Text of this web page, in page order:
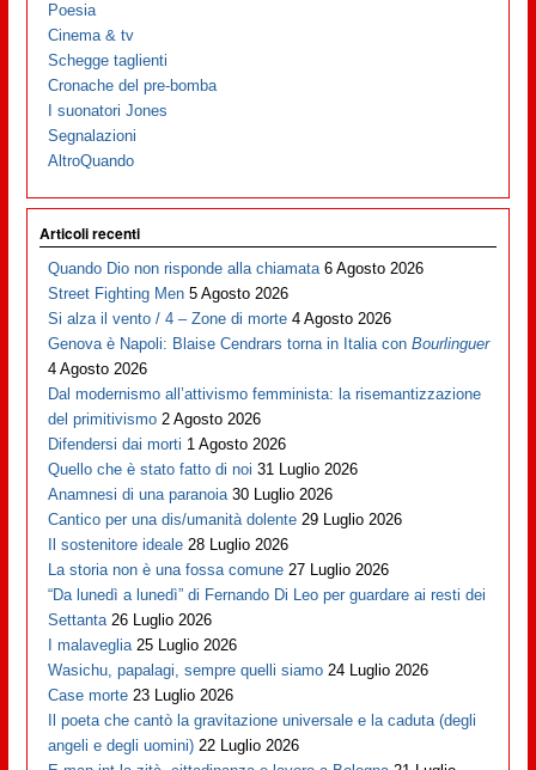
Poesia
Cinema & tv
Schegge taglienti
Cronache del pre-bomba
I suonatori Jones
Segnalazioni
AltroQuando
Articoli recenti
Quando Dio non risponde alla chiamata 6 Agosto 2026
Street Fighting Men 5 Agosto 2026
Si alza il vento / 4 – Zone di morte 4 Agosto 2026
Genova è Napoli: Blaise Cendrars torna in Italia conBourlinguer
4 Agosto 2026
Dal modernismo all’attivismo femminista: la risemantizzazione
del primitivismo 2 Agosto 2026
Difendersi dai morti 1 Agosto 2026
Quello che è stato fatto di noi 31 Luglio 2026
Anamnesi di una paranoia 30 Luglio 2026
Cantico per una dis/umanità dolente 29 Luglio 2026
Il sostenitore ideale 28 Luglio 2026
La storia non è una fossa comune 27 Luglio 2026
“Da lunedì a lunedì” di Fernando Di Leo per guardare ai resti dei
Settanta 26 Luglio 2026
I malaveglia 25 Luglio 2026
Wasichu, papalagi, sempre quelli siamo 24 Luglio 2026
Case morte 23 Luglio 2026
Il poeta che cantò la gravitazione universale e la caduta (degli
angeli e degli uomini) 22 Luglio 2026